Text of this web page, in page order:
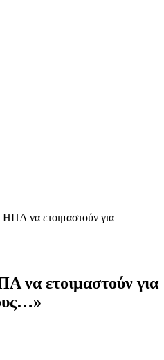
να ετοιμαστούν για
ετοιμαστούν για